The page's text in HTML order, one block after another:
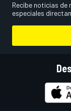
Recibe noticias
especiales